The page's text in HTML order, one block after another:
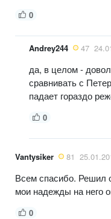
0
Andrey244 47
да, в целом -
сравнивать с
падает гораздо
0
Vantysiker 81
Всем спасибо. Решил
мои надежды на него
0